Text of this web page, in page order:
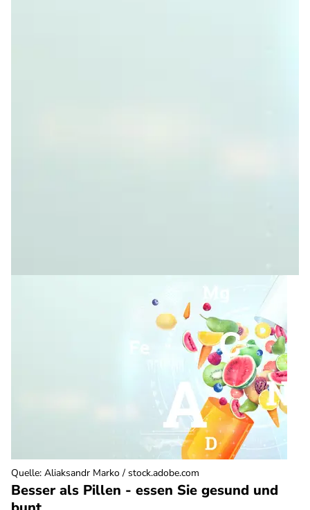
Besser als Pillen - essen Sie gesund und
Quelle: Aliaksandr Marko / stock.adobe.com